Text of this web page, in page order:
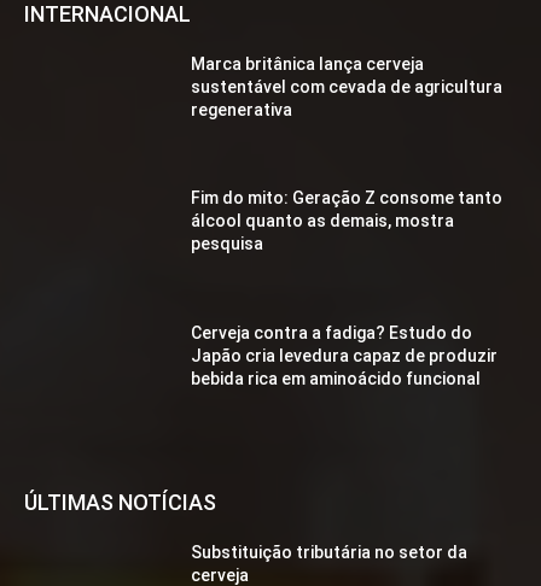
INTERNACIONAL
Marca britânica lança cerveja
sustentável com cevada de agricultura
regenerativa
Fim do mito: Geração Z consome tanto
álcool quanto as demais, mostra
pesquisa
Cerveja contra a fadiga? Estudo do
Japão cria levedura capaz de produzir
bebida rica em aminoácido funcional
ÚLTIMAS NOTÍCIAS
Substituição tributária no setor da
cerveja